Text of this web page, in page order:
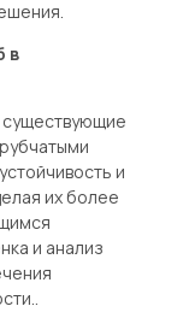
в
и
их более
и анализ